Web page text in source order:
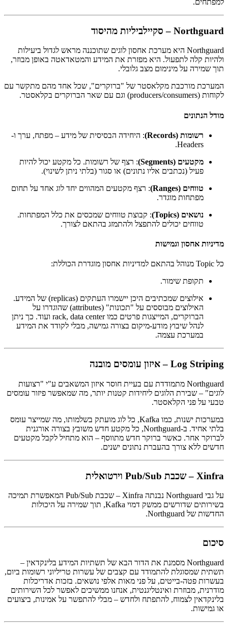
למפתחים.
Northguard – סקיילביליות מהיסוד
Northguard היא מערכת אחסון לוגים שתוכננה מראש לגדול ביעילות
ולהיות קלה לתפעול. היא מפזרת את המידע והמטאדאטה באופן מבוזר,
תוך שמירה על מינימום מצב גלובלי.
המערכת מורכבת מקלאסטר של "ברוקרים", שכל אחד מהם מתקשר עם
לקוחות (producers/consumers) וגם עם שאר הברוקרים בקלאסטר.
מודל הנתונים
רשומות (Records)
: היחידה הבסיסית של מידע – מפתח, ערך ו-
Headers.
מקטעים (Segments)
: רצף של רשומות. כל מקטע יכול להיות
פעיל (נכתבים אליו נתונים) או סגור (בלתי ניתן לשינוי).
טווחים (Ranges)
: רצף מקטעים המהווים יחד לוג אחד על תחום
מפתחות מוגדר.
נושאים (Topics)
: קבוצת טווחים שמכסים את כלל המפתחות.
טווחים יכולים להתפצל ולהתמזג בהתאם לצורך.
מדיניות אחסון וגמישות
כל Topic מנוהל בהתאם למדיניות אחסון מוגדרת הכוללת:
תקופת שימור.
אילוצים שמכתיבים היכן יישמרו העתקים (replicas) של המידע.
האילוצים מבוססים על "תכונות" (attributes) שהוגדרו על
הברוקרים, המייצגות פרטים כמו rack, data center ועוד. כך ניתן
לנהל שיבוץ מודע-מיקום בצורה גמישה, מבלי לקודד את המידע
במערכת עצמה.
Log Striping – איזון עומסים מובנה
Northguard מתמודדת עם בעיית חוסר איזון המשאבים ע"י "רצועות
לוגים" – שבירת הלוגים ליחידות קטנות יותר, מה שמאפשר פיזור עומסים
טבעי על פני הקלאסטר.
במערכות ישנות, כמו Kafka, כל לוג מועתק בשלמותו, מה שמייצר עומס
בלתי אחיד. ב-Northguard, כל מקטע חדש משובץ בצורה אורגנית
לברוקר אחר. כאשר ברוקר חדש מתווסף – הוא מתחיל לקבל מקטעים
חדשים ללא צורך בהעברת נתונים ישנים.
Xinfra – שכבת Pub/Sub וירטואלית
על גבי Northguard נבנתה Xinfra – שכבת Pub/Sub המאפשרת תמיכה
בשירותים שדורשים ממשק דמוי Kafka, תוך שמירה על היכולות
החדשות של Northguard.
סיכום
Northguard מסמנת את הדור הבא של תשתיות המידע בלינקדאין –
תשתית שמסוגלת להתמודד עם קצבים של עשרות טריליוני רשומות ביום,
בעשרות פטה-בייטים, על פני מאות אלפי נושאים. בזכות אדריכלות
מודרנית, מבוזרת ואינטליגנטית, אנחנו ממשיכים לאפשר לכל השירותים
בלינקדאין לצמוח, להתפתח ולחדש – מבלי להתפשר על אמינות, ביצועים
או גמישות.